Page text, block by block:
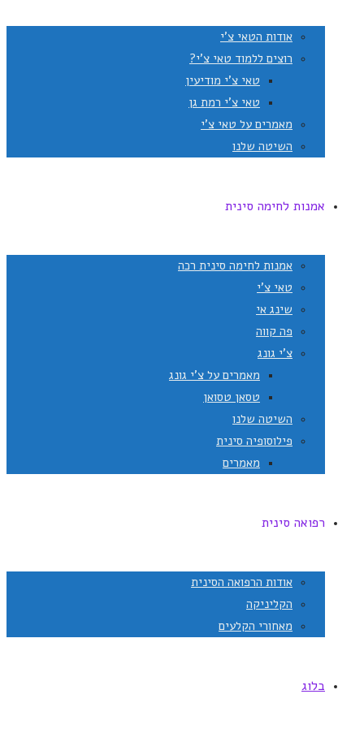
אודות הטאי צ'י
רוצים ללמוד טאי צ'י?
טאי צ'י מודיעין
טאי צ'י רמת גן
מאמרים על טאי צ'י
השיטה שלנו
אמנות לחימה סינית
אמנות לחימה סינית רכה
טאי צ'י
שינג אי
פה קווה
צ'י גונג
מאמרים על צ'י גונג
טסאן טסואן
השיטה שלנו
פילוסופיה סינית
מאמרים
רפואה סינית
אודות הרפואה הסינית
הקליניקה
מאחורי הקלעים
בלוג